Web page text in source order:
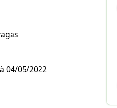
04/05/2022